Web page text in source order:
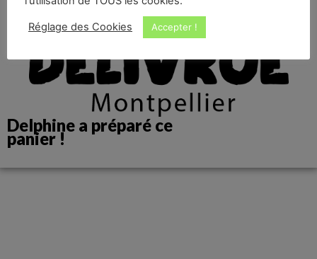
Delphine a préparé ce
panier !
Réglage des Cookies Accepter !